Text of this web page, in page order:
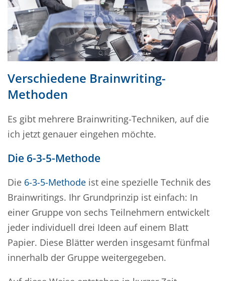
Verschiedene Brainwriting-
Methoden
Es gibt mehrere Brainwriting-Techniken, auf die
ich jetzt genauer eingehen möchte.
Die 6-3-5-Methode
Die 6-3-5-Methode ist eine spezielle Technik des
Brainwritings. Ihr Grundprinzip ist einfach: In
einer Gruppe von sechs Teilnehmern entwickelt
jeder individuell drei Ideen auf einem Blatt
Papier. Diese Blätter werden insgesamt fünfmal
innerhalb der Gruppe weitergegeben.